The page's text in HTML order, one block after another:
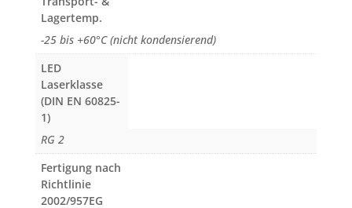
Lagertemp.
-25 bis +60°C (nicht kondensierend)
LED
Laserklasse
(DIN EN 60825-
1)
RG 2
Fertigung nach
Richtlinie
2002/957EG